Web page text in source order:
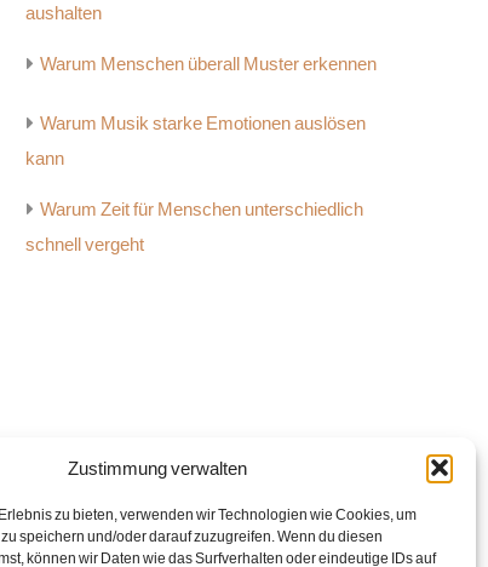
Zustimmung verwalten
zu bieten, verwenden wir Technologien wie Cookies, um
speichern und/oder darauf zuzugreifen. Wenn du diesen
können wir Daten wie das Surfverhalten oder eindeutige IDs auf
aushalten
Warum Menschen überall Muster erkennen
Warum Musik starke Emotionen auslösen
kann
Warum Zeit für Menschen unterschiedlich
schnell vergeht